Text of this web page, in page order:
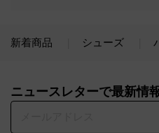
新着商品 シューズ
ニュースレターで最新情